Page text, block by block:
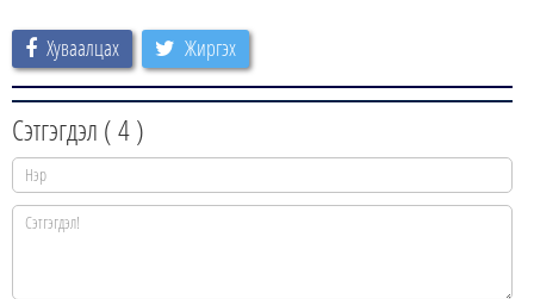
Хуваалцах Жиргэх
Сэтгэгдэл (4)